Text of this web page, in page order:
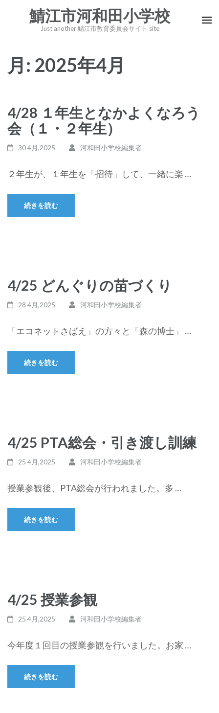
へ
ッ
プ
(Enter
鯖江市河和田小学校
Just another 鯖江市教育委員会サイト site
月: 2025年4月
4/28 １年生となかよくなろう
会（１・２年生）
30 4月,2025 河和田小学校編集者
２年生が、１年生を「招待」して、一緒に楽 …
続きを読む
4/25 どんぐりの苗づくり
28 4月,2025 河和田小学校編集者
「エコネットさばえ」の方々と「森の博士」 …
続きを読む
4/25 PTA総会・引き渡し訓練
25 4月,2025 河和田小学校編集者
授業参観後、PTA総会が行われました。多 …
続きを読む
4/25 授業参観
25 4月,2025 河和田小学校編集者
今年度１回目の授業参観を行いました。お家 …
続きを読む